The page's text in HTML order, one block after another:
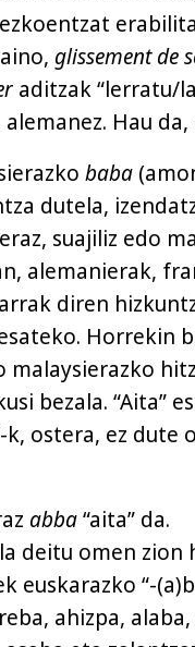
glissement de
aditzak “lerratu/
alemanez. Hau da,
baba
dutela,
suajiliz edo
alemanierak,
diren
Horrekin
malaysierazko
bezala. “Aita”
-k, ostera, ez dute
abba“aita” da.
deitu omen zion
euskarazko “-
ahizpa, alaba,